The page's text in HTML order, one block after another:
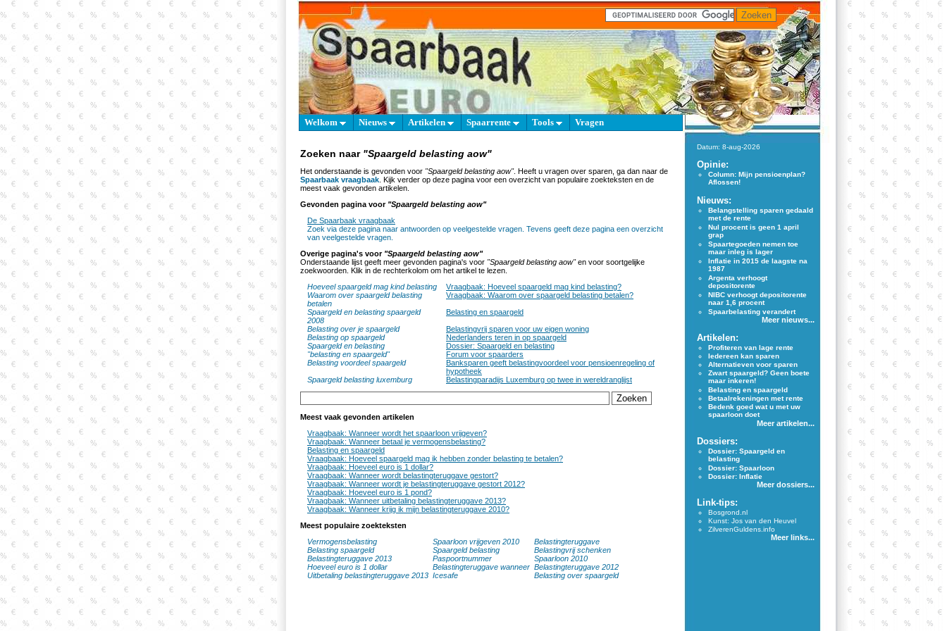
Welkom Nieuws Artikelen Spaarrente Tools Vragen
Zoeken naar "Spaargeld belasting aow"
Het onderstaande is gevonden voor "Spaargeld belasting aow". Heeft u vragen over sparen, ga dan naar de
Spaarbaak vraagbaak . Kijk verder op deze pagina voor een overzicht van populaire zoekteksten en de
meest vaak gevonden artikelen.
Gevonden pagina voor "Spaargeld belasting aow"
De Spaarbaak vraagbaak
Zoek via deze pagina naar antwoorden op veelgestelde vragen. Tevens geeft deze pagina een overzicht
van veelgestelde vragen.
Overige pagina's voor "Spaargeld belasting aow"
Onderstaande lijst geeft meer gevonden pagina's voor "Spaargeld belasting aow"en voor soortgelijke
zoekwoorden. Klik in de rechterkolom om het artikel te lezen.
Hoeveel spaargeld mag kind belasting
Vraagbaak: Hoeveel spaargeld mag kind belasting?
Waarom over spaargeld belasting
betalen
Vraagbaak: Waarom over spaargeld belasting betalen?
Spaargeld en belasting spaargeld
2008
Belasting en spaargeld
Belasting over je spaargeld
Belastingvrij sparen voor uw eigen woning
Belasting op spaargeld
Nederlanders teren in op spaargeld
Spaargeld en belasting
Dossier: Spaargeld en belasting
"belasting en spaargeld"
Forum voor spaarders
Belasting voordeel spaargeld
Banksparen geeft belastingvoordeel voor pensioenregeling of
hypotheek
Spaargeld belasting luxemburg
Belastingparadijs Luxemburg op twee in wereldranglijst
Meest vaak gevonden artikelen
Vraagbaak: Wanneer wordt het spaarloon vrijgeven?
Vraagbaak: Wanneer betaal je vermogensbelasting?
Belasting en spaargeld
Vraagbaak: Hoeveel spaargeld mag ik hebben zonder belasting te betalen?
Vraagbaak: Hoeveel euro is 1 dollar?
Vraagbaak: Wanneer wordt belastingteruggave gestort?
Vraagbaak: Wanneer wordt je belastingteruggave gestort 2012?
Vraagbaak: Hoeveel euro is 1 pond?
Vraagbaak: Wanneer uitbetaling belastingteruggave 2013?
Vraagbaak: Wanneer krijg ik mijn belastingteruggave 2010?
Meest populaire zoekteksten
Vermogensbelasting
Spaarloon vrijgeven 2010
Belastingteruggave
Belasting spaargeld
Spaargeld belasting
Belastingvrij schenken
Belastingteruggave 2013
Paspoortnummer
Spaarloon 2010
Hoeveel euro is 1 dollar
Belastingteruggave wanneer Belastingteruggave 2012
Uitbetaling belastingteruggave 2013 Icesafe Belasting over spaargeld
Datum: 8-aug-2026
Opinie:
Column: Mijn pensioenplan?
Aflossen!
Nieuws:
Belangstelling sparen gedaald
met de rente
Nul procent is geen 1 april
grap
Spaartegoeden nemen toe
maar inleg is lager
Inflatie in 2015 de laagste na
1987
Argenta verhoogt
depositorente
NIBC verhoogt depositorente
naar 1,6 procent
Spaarbelasting verandert
Meer nieuws...
Artikelen:
Profiteren van lage rente
Iedereen kan sparen
Alternatieven voor sparen
Zwart spaargeld? Geen boete
maar inkeren!
Belasting en spaargeld
Betaalrekeningen met rente
Bedenk goed wat u met uw
spaarloon doet
Meer artikelen...
Dossiers:
Dossier: Spaargeld en
belasting
Dossier: Spaarloon
Dossier: Inflatie
Meer dossiers...
Link-tips:
Bosgrond.nl
Kunst: Jos van den Heuvel
ZilverenGuldens.info
Meer links...